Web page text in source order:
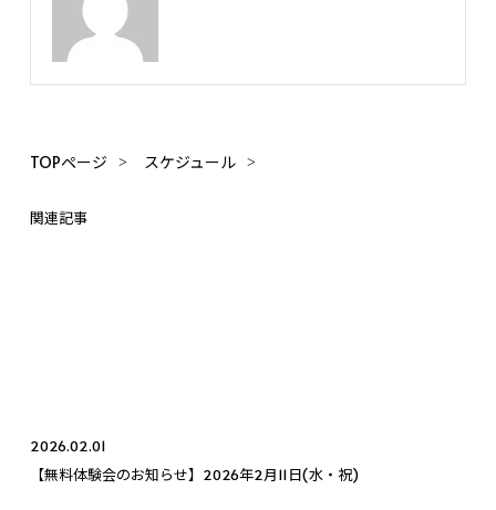
TOPページ スケジュール
関連記事
2026.02.01
【無料体験会のお知らせ】2026年2月11日(水・祝)